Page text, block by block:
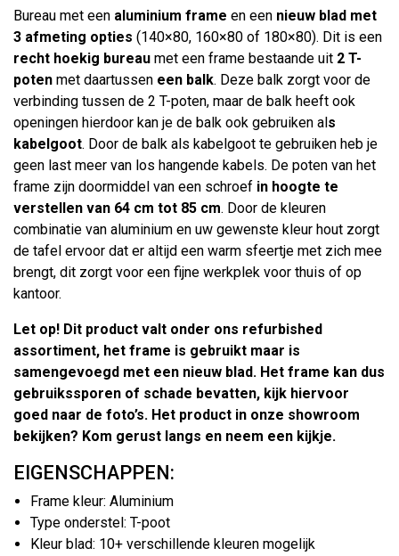
Bureau met een aluminium frame en een nieuw blad met
3 afmeting opties (140×80, 160×80 of 180×80). Dit is een
recht hoekig bureau met een frame bestaande uit 2 T-
poten met daartussen een balk. Deze balk zorgt voor de
verbinding tussen de 2 T-poten, maar de balk heeft ook
openingen hierdoor kan je de balk ook gebruiken als
kabelgoot. Door de balk als kabelgoot te gebruiken heb je
geen last meer van los hangende kabels. De poten van het
frame zijn doormiddel van een schroef in hoogte te
verstellen van 64 cm tot 85 cm. Door de kleuren
combinatie van aluminium en uw gewenste kleur hout zorgt
de tafel ervoor dat er altijd een warm sfeertje met zich mee
brengt, dit zorgt voor een fijne werkplek voor thuis of op
kantoor.
Let op! Dit product valt onder ons refurbished
assortiment, het frame is gebruikt maar is
samengevoegd met een nieuw blad. Het frame kan dus
gebruikssporen of schade bevatten, kijk hiervoor
goed naar de foto’s. Het product in onze showroom
bekijken? Kom gerust langs en neem een kijkje.
EIGENSCHAPPEN:
Frame kleur: Aluminium
Type onderstel: T-poot
Kleur blad: 10+ verschillende kleuren mogelijk